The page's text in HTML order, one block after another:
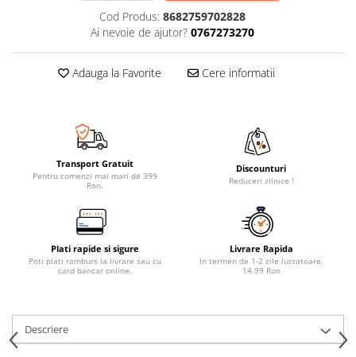
Cod Produs: 8682759702828
Ai nevoie de ajutor? 0767273270
Adauga la Favorite Cere informatii
Transport Gratuit
Pentru comenzi mai mari de 399
Ron.
Discounturi
Reduceri zilnice !
Plati rapide si sigure
Poti plati ramburs la livrare sau cu
card bancar online.
Livrare Rapida
In termen de 1-2 zile lucratoare,
14.99 Ron
Descriere